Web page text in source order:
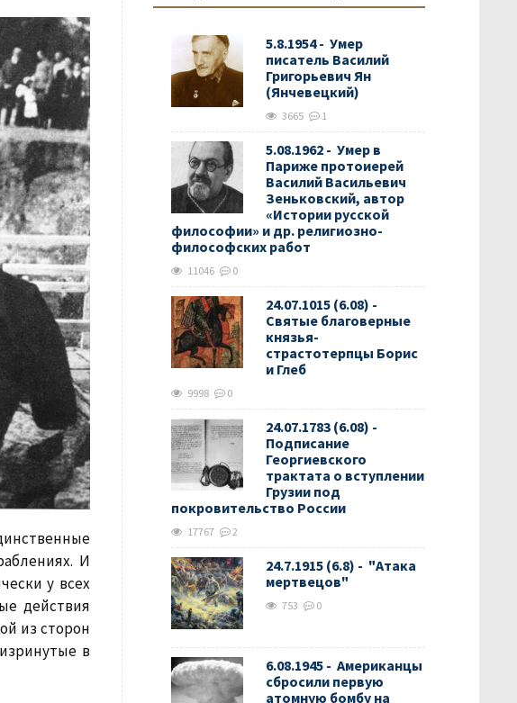
И
у всех
действия
из сторон
в
5.8.1954 - Умер
писатель Василий
Григорьевич Ян
(Янчевецкий)
3665 1
5.08.1962 - Умер в
Париже протоиерей
Василий Васильевич
Зеньковский, автор
«Истории русской
философии» и др. религиозно-
философских работ
11046 0
24.07.1015 (6.08) -
Святые благоверные
князья-
страстотерпцы Борис
и Глеб
9998 0
24.07.1783 (6.08) -
Подписание
Георгиевского
трактата о вступлении
Грузии под
покровительство России
17767 2
24.7.1915 (6.8) - "Атака
мертвецов"
753 0
6.08.1945 - Американцы
сбросили первую
атомную бомбу на